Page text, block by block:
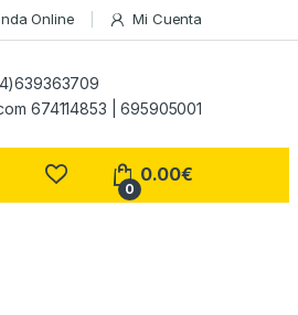
Online Mi Cuenta
674114853 | 695905001
0
0.00€